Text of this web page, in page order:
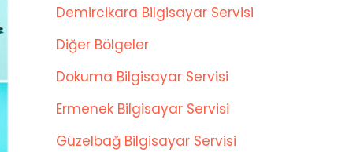
Demircikara Bilgisayar Servisi
Diğer Bölgeler
Dokuma Bilgisayar Servisi
Ermenek Bilgisayar Servisi
Güzelbağ Bilgisayar Servisi